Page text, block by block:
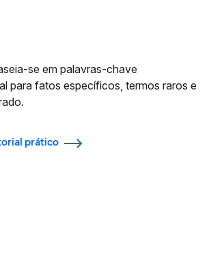
se em palavras-chave
para fatos específicos, termos raros e
prático